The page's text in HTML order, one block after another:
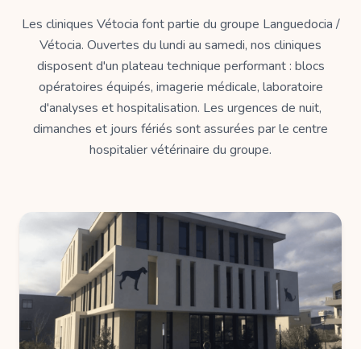
Les cliniques Vétocia font partie du groupe Languedocia /
Vétocia. Ouvertes du lundi au samedi, nos cliniques
disposent d'un plateau technique performant : blocs
opératoires équipés, imagerie médicale, laboratoire
d'analyses et hospitalisation. Les urgences de nuit,
dimanches et jours fériés sont assurées par le centre
hospitalier vétérinaire du groupe.